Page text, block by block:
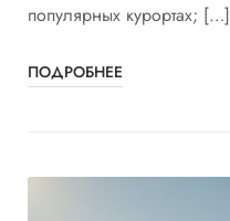
популярных курортах; […]
ПОДРОБНЕЕ